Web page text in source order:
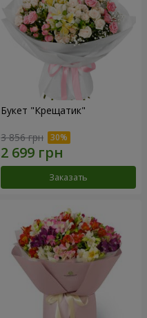
Букет "Крещатик"
3 856 грн
Заказать